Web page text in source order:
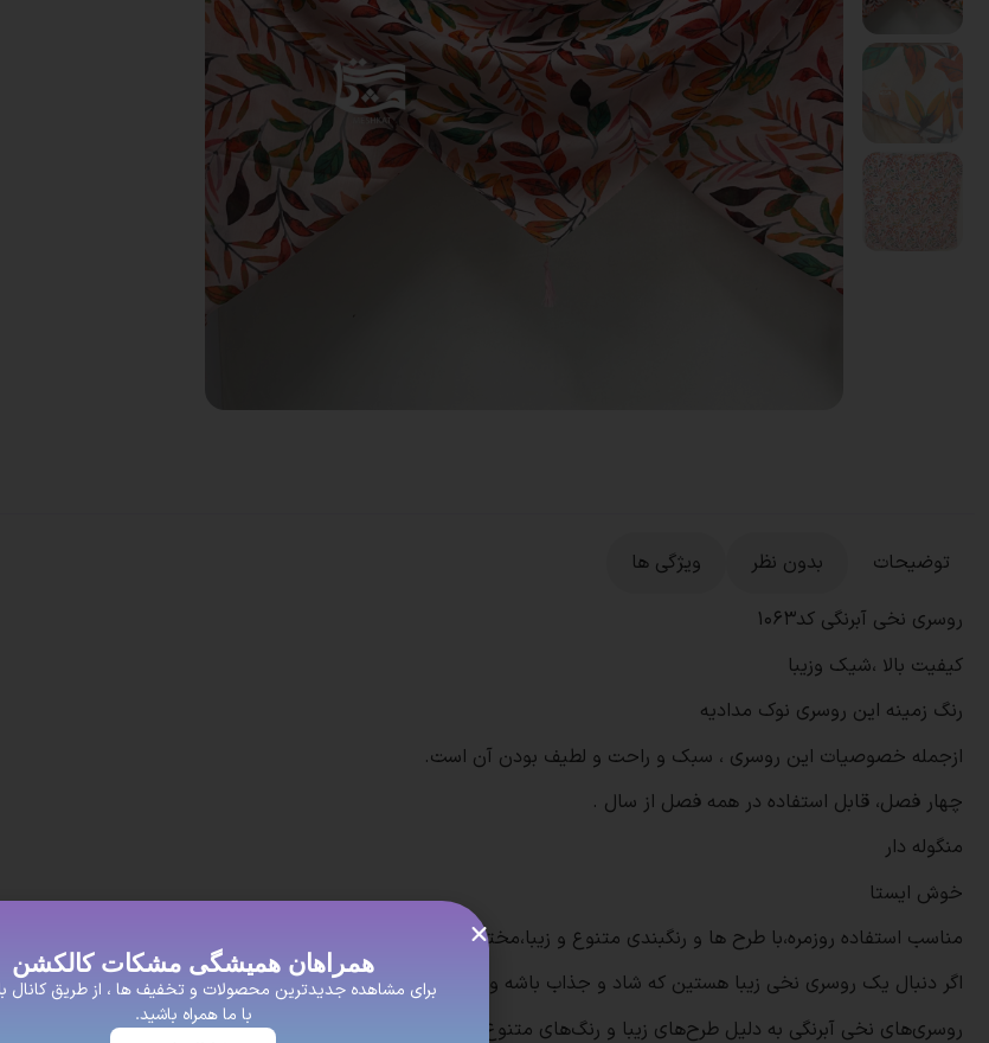
توضیحات بدون نظر
ویژگی ها
روسری نخی آبرنگی کد1063
کیفیت بالا ،شیک وزیبا
رنگ زمینه این روسری نوک مدادیه
ازجمله خصوصیات این روسری ، سبک و راحت و لطیف بودن آن است.
چهار فصل، قابل استفاده در همه فصل از سال .
منگوله دار
خوش ایستا
مناسب استفاده روزمره،با طرح ها و رنگبندی متنوع و زیبا،مختص افراد خوش سلیغه و با عشق که برای زیبای خود اهمیت
اگر دنبال یک روسری نخی زیبا هستین که شاد و جذاب باشه و کیفیت خوبی داشته باشه این روسری نخی پیشنهاد ما به شما
روسری‌های نخی آبرنگی به دلیل طرح‌های زیبا و رنگ‌های متنوع، بسیار محبوب هستند. این روسری‌ها از جنس نخ و پنبه
همراهان همیشگی مشکات کالکشن
برای مشاهده جدیدترین محصولات و تخفیف ها ، از طریق کانال
با ما همراه باشید.